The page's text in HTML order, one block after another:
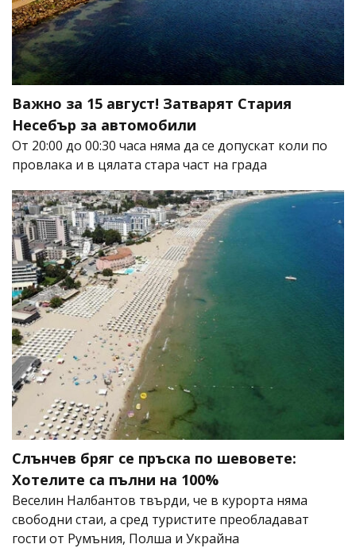
Важно за 15 август! Затварят Стария
Несебър за автомобили
От 20:00 до 00:30 часа няма да се допускат коли по
провлака и в цялата стара част на града
Слънчев бряг се пръска по шевовете:
Хотелите са пълни на 100%
Веселин Налбантов твърди, че в курорта няма
свободни стаи, а сред туристите преобладават
гости от Румъния, Полша и Украйна